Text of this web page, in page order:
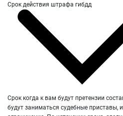
Срок действия штрафа гибдд
Срок когда к вам будут претензии
будут заниматься судебные приставы,